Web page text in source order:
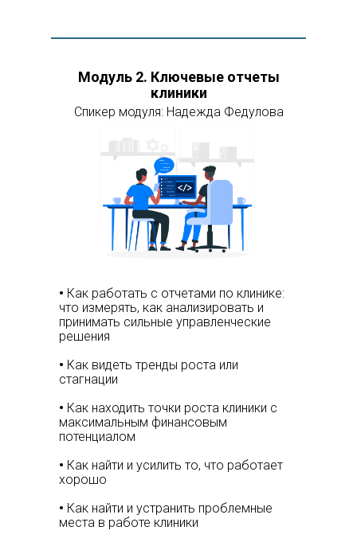
Модуль 2. Ключевые отчеты
клиники
• Как работать с отчетами по клинике:
что измерять, как анализировать и
принимать сильные управленческие
решения
• Как видеть тренды роста или
стагнации
• Как находить точки роста клиники с
максимальным финансовым
потенциалом
• Как найти и усилить то, что работает
хорошо
• Как найти и устранить проблемные
места в работе клиники
Спикер модуля: Надежда Федулова